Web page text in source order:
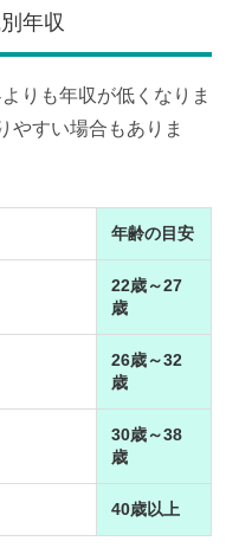
年収
りも年収が低くなりま
やすい場合もありま
年齢の目安
22歳～27
歳
26歳～32
歳
30歳～38
歳
40歳以上